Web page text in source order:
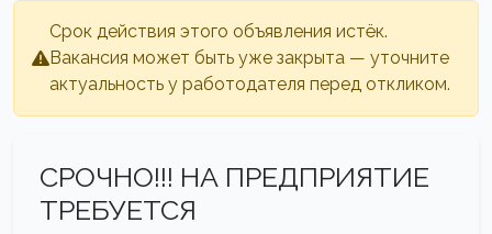
Срок действия этого объявления истёк.
Вакансия может быть уже закрыта — уточните
актуальность у работодателя перед откликом.
СРОЧНО!!! НА ПРЕДПРИЯТИЕ
ТРЕБУЕТСЯ